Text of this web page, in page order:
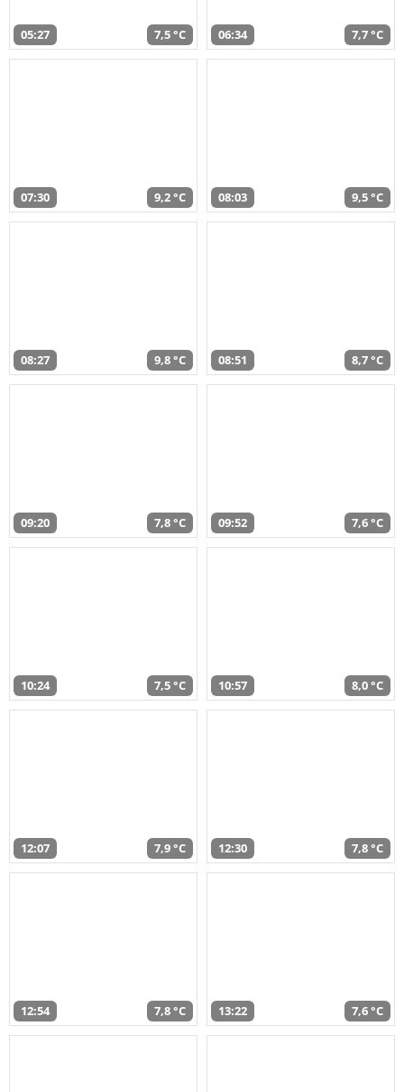
05:27 7,5 °C 06:34 7,7 °C
07:30 9,2 °C 08:03 9,5 °C
08:27 9,8 °C 08:51 8,7 °C
09:20 7,8 °C 09:52 7,6 °C
10:24 7,5 °C 10:57 8,0 °C
12:07 7,9 °C 12:30 7,8 °C
12:54 7,8 °C 13:22 7,6 °C